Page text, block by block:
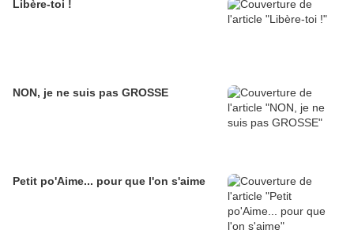
Libère-toi !
NON, je ne suis pas GROSSE
Petit po'Aime... pour que l'on s'aime